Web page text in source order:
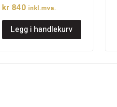
kr 840 inkl.mva.
Legg i handlekurv